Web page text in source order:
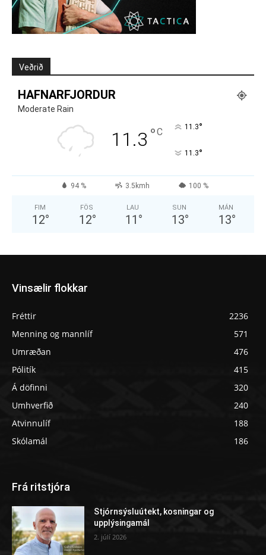
Veðrið
HAFNARFJORDUR
Moderate Rain
11.3 °C 11.3°
11.3°
94 % 3.5kmh 100 %
FIM
12°
FÖS
12°
LAU
11 °
SUN
13°
MÁN
13°
Vinsælir flokkar
Fréttir
2236
Menning og mannlíf
571
Umræðan
476
Pólitík
415
Á döfinni
320
Umhverfið
240
Atvinnulíf
188
Skólamál
186
Frá ritstjóra
Stjórnsýsluútekt, kosningar og
upplýsingamál
2. júlí 2026